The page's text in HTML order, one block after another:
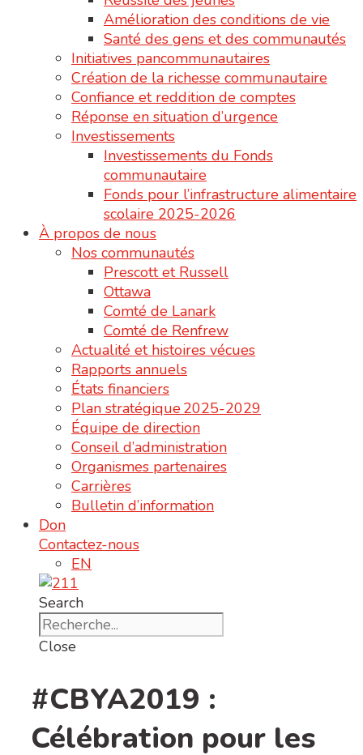
Amélioration des conditions de vie
Santé des gens et des communautés
Initiatives pancommunautaires
Création de la richesse communautaire
Confiance et reddition de comptes
Réponse en situation d’urgence
Investissements
Investissements du Fonds
communautaire
Fonds pour l’infrastructure alimentaire
scolaire 2025-2026
À propos de nous
Nos communautés
Prescott et Russell
Ottawa
Comté de Lanark
Comté de Renfrew
Actualité et histoires vécues
Rapports annuels
États financiers
Plan stratégique 2025-2029
Équipe de direction
Conseil d’administration
Organismes partenaires
Carrières
Bulletin d’information
Don
Contactez-nous
EN
Search
Close
#CBYA2019 :
Célébration pour les